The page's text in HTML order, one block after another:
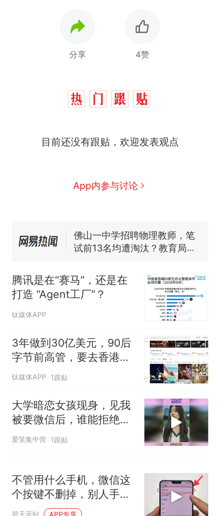
分享 4赞
目前还没有跟贴，欢迎发表观点
App内参与讨论
热 那个在床头放菜刀的女孩，
交5060元才肯搬上楼！女子傻
眼了……
空调24小时开着反而更省电？
试前13名均遭淘汰？教育局：
已叫停招聘，成立调查组全面
“不建议大家买深色蛋糕”上热
南航一航班疑向乘客发放西梅
汁，致多名乘客在飞行途中排
队上厕所！乘客：机上100多
人只有2个厕所；客服回应：并
非每架飞机都会发放西梅汁
热
那个在床头放菜刀的女孩，
因老师一句“跟我回家”改写了
腾讯是在“赛马”，还是在
打造 “Agent工厂”？
钛媒体APP
3年做到30亿美元，90后
字节前高管，要去香港敲
钟了
钛媒体APP 1跟贴
大学暗恋女孩现身，见我
被要微信后，谁能拒绝这
女孩
爱笑集中营 1跟贴
不管用什么手机，微信这
个按键不删掉，别人手机
能随意登进你微信
碧天蓝钻 APP专享